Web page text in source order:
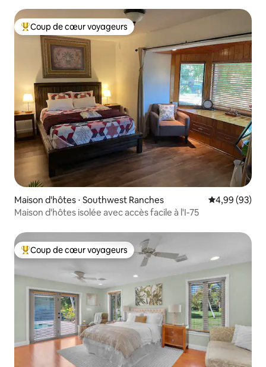
Coups de cœur voyageurs les plus appréciés
Coup de cœur voyageurs
Maison d'hôtes ⋅ Southwest Ranches Évaluation
4,99 (93)
Maison d'hôtes isolée avec accès facile à l'I-75
Coups de cœur voyageurs les plus appréciés
Coup de cœur voyageurs